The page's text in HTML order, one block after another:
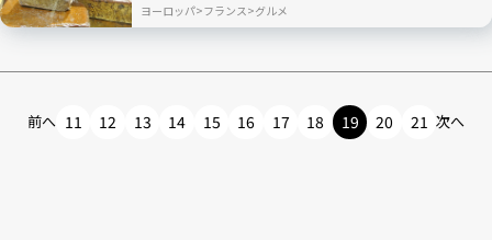
ヨーロッパ フランス グルメ
前へ 11 12 13 14 15 16 17 18 19 20 21 次へ